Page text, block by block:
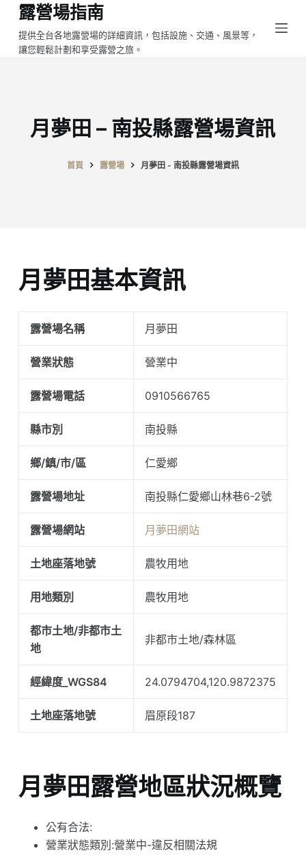
跳
至
主
露營場指南
提供全台各地露營場的詳細資訊，包括設施、交通、風景等，
讓您輕鬆計劃和享受露營之旅。
月夢田 – 南投縣露營場資訊
首頁 露營場 月夢田 - 南投縣露營場資訊
月夢田基本資訊
露營場名稱 月夢田
營業狀態 營業中
露營場電話 0910566765
縣市別 南投縣
鄉/鎮/市/區 仁愛鄉
露營場地址 南投縣仁愛鄉山林巷6-2號
露營場網站 月夢田網站
土地座落地號 農牧用地
用地類別 農牧用地
都市土地/非都市土
地
非都市土地/森林區
經緯度_WGS84 24.0794704,120.9872375
土地座落地號 眉原段187
月夢田露營地區狀況概覽
公有合法:
營業狀態類別:營業中-違反相關法規